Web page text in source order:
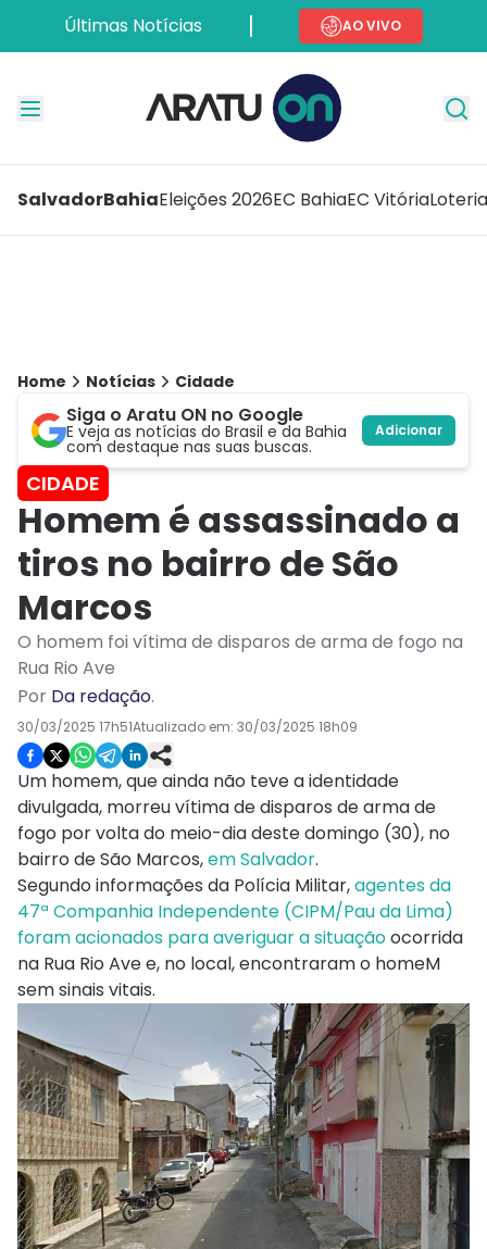
Últimas Notícias AO VIVO
SalvadorBahiaEleições 2026EC BahiaEC Vitória
Home Notícias Cidade
Siga o Aratu ON no Google
E veja as notícias do Brasil e da Bahia
com destaque nas suas buscas.
Adicionar
CIDADE
Homem é assassinado a
tiros no bairro de São
Marcos
O homem foi vítima de disparos de arma de fogo na
Rua Rio Ave
Por Da redação.
30/03/2025 17h51Atualizado em: 30/03/2025 18h09
Um homem, que ainda não teve a identidade
divulgada, morreu vítima de disparos de arma de
fogo por volta do meio-dia deste domingo (30), no
bairro de São Marcos,em Salvador.
Segundo informações da Polícia Militar,agentes da
47ª Companhia Independente (CIPM/Pau da Lima)
foram acionados para averiguar a situaçãoocorrida
na Rua Rio Ave e, no local, encontraram o homeM
sem sinais vitais.